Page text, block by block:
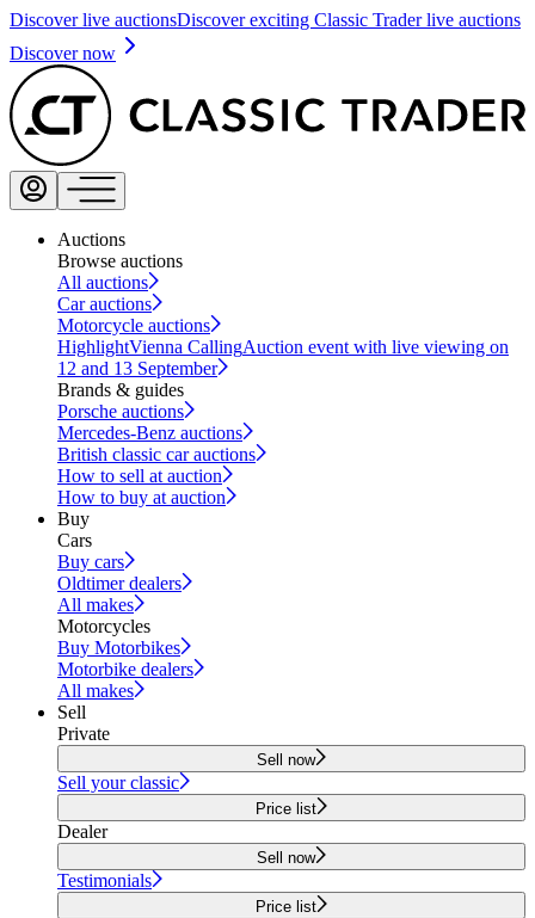
Discover live auctionsDiscover exciting Classic Trader live auctions
Discover now
Auctions
Browse auctions
All auctions
Car auctions
Motorcycle auctions
HighlightVienna CallingAuction event with live viewing on
12 and 13 September
Brands & guides
Porsche auctions
Mercedes-Benz auctions
British classic car auctions
How to sell at auction
How to buy at auction
Buy
Cars
Buy cars
Oldtimer dealers
All makes
Motorcycles
Buy Motorbikes
Motorbike dealers
All makes
Sell
Private
Sell now
Sell your classic
Price list
Dealer
Sell now
Testimonials
Price list